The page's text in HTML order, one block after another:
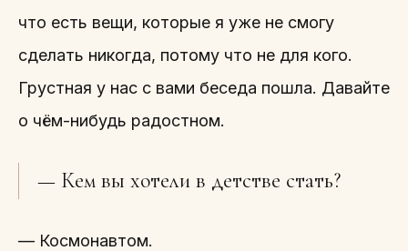
что есть вещи, которые я уже не смогу
сделать никогда, потому что не для кого.
Грустная у нас с вами беседа пошла. Давайте
о чём-нибудь радостном.
— Кем вы хотели в детстве стать?
— Космонавтом.